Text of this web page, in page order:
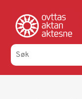
hovedinnhold